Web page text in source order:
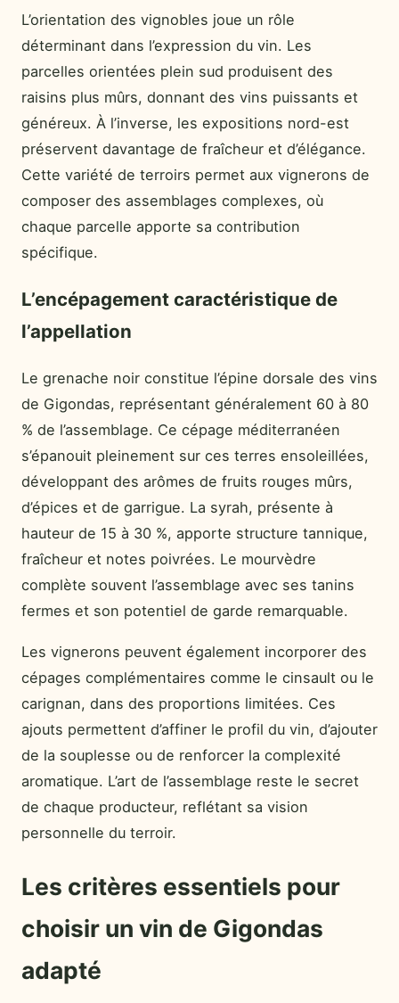
L’orientation des vignobles joue un rôle
déterminant dans l’expression du vin. Les
parcelles orientées plein sud produisent des
raisins plus mûrs, donnant des vins puissants et
généreux. À l’inverse, les expositions nord-est
préservent davantage de fraîcheur et d’élégance.
Cette variété de terroirs permet aux vignerons de
composer des assemblages complexes, où
chaque parcelle apporte sa contribution
spécifique.
L’encépagement caractéristique de
l’appellation
Le grenache noir constitue l’épine dorsale des vins
de Gigondas, représentant généralement 60 à 80
% de l’assemblage. Ce cépage méditerranéen
s’épanouit pleinement sur ces terres ensoleillées,
développant des arômes de fruits rouges mûrs,
d’épices et de garrigue. La syrah, présente à
hauteur de 15 à 30 %, apporte structure tannique,
fraîcheur et notes poivrées. Le mourvèdre
complète souvent l’assemblage avec ses tanins
fermes et son potentiel de garde remarquable.
Les vignerons peuvent également incorporer des
cépages complémentaires comme le cinsault ou le
carignan, dans des proportions limitées. Ces
ajouts permettent d’affiner le profil du vin, d’ajouter
de la souplesse ou de renforcer la complexité
aromatique. L’art de l’assemblage reste le secret
de chaque producteur, reflétant sa vision
personnelle du terroir.
Les critères essentiels pour
choisir un vin de Gigondas
adapté